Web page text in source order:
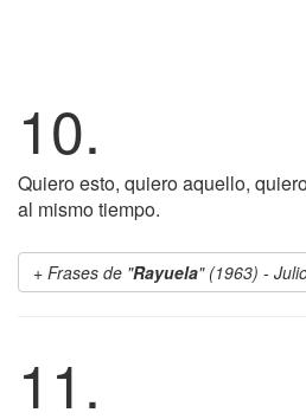
10.
Quiero esto, quiero aquello,
al mismo tiempo.
Frases de "Rayuela" (1963) -
11.